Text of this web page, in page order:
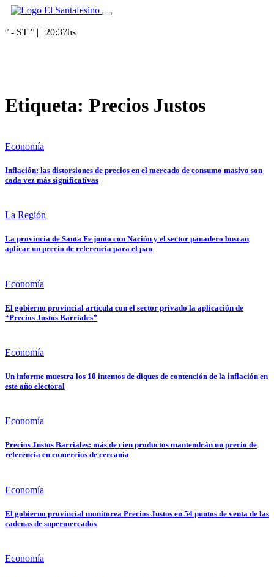
° - ST ° | | 20:37hs
Etiqueta: Precios Justos
Economía
Inflación: las distorsiones de precios en el mercado de consumo masivo son
cada vez más significativas
La Región
La provincia de Santa Fe junto con Nación y el sector panadero buscan
aplicar un precio de referencia para el pan
Economía
El gobierno provincial articula con el sector privado la aplicación de
“Precios Justos Barriales”
Economía
Un informe muestra los 10 intentos de diques de contención de la inflación en
este año electoral
Economía
Precios Justos Barriales: más de cien productos mantendrán un precio de
referencia en comercios de cercanía
Economía
El gobierno provincial monitorea Precios Justos en 54 puntos de venta de las
cadenas de supermercados
Economía